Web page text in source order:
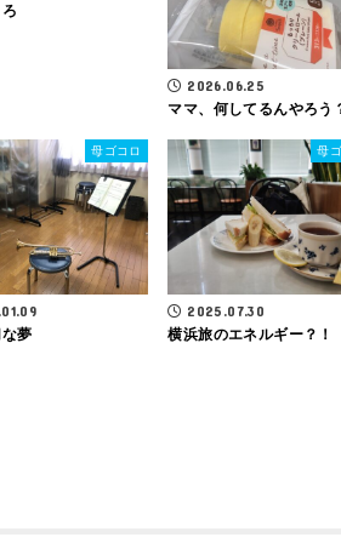
2026.06.25
ママ、何してるんやろう
母ゴコロ
夢
母
2025.07.30
横浜旅のエネルギー？！